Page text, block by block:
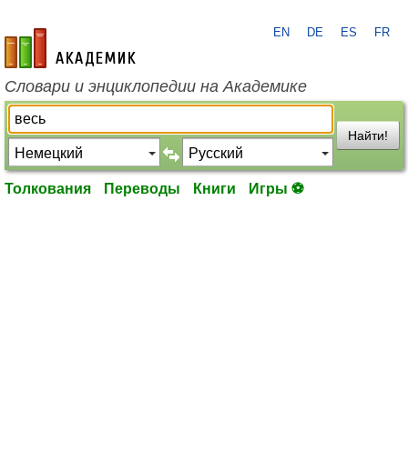
academic.ru
EN DE ES FR
Словари и энциклопедии на Академике
Найти!
Толкования Переводы Книги Игры ⚽